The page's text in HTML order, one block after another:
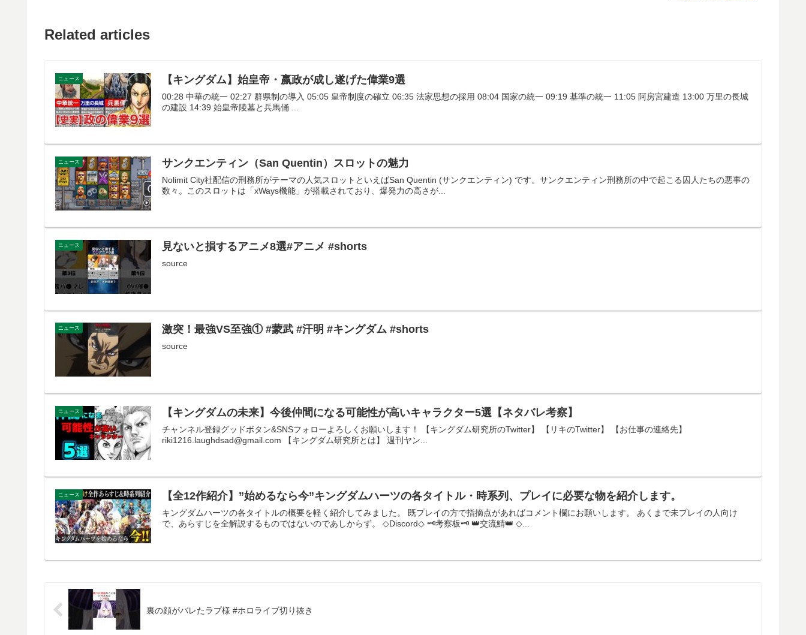
Related articles
ニュース 【キングダム】始皇帝・嬴政が成し遂げた偉業9選
00:28 中華の統一 02:27 群県制の導入 05:05 皇帝制度の確立 06:35 法家思想の採用 08:04 国家の統一 09:19 基準の統一 11:05 阿房宮建造 13:00 万里の長城
の建設 14:39 始皇帝陵墓と兵馬俑 ...
ニュース サンクエンティン（San Quentin）スロットの魅力
Nolimit City社配信の刑務所がテーマの人気スロットといえばSan Quentin (サンクエンティン) です。サンクエンティン刑務所の中で起こる囚人たちの悪事の
数々。このスロットは「xWays機能」が搭載されており、爆発力の高さが...
ニュース 見ないと損するアニメ8選#アニメ #shorts
source
ニュース 激突！最強VS至強① #蒙武 #汗明 #キングダム #shorts
source
ニュース 【キングダムの未来】今後仲間になる可能性が高いキャラクター5選【ネタバレ考察】
チャンネル登録グッドボタン&SNSフォローよろしくお願いします！ 【キングダム研究所のTwitter】 【リキのTwitter】 【お仕事の連絡先】
riki1216.laughdsad@gmail.com 【キングダム研究所とは】 週刊ヤン...
ニュース 【全12作紹介】”始めるなら今”キングダムハーツの各タイトル・時系列、プレイに必要な物を紹介します。
キングダムハーツの各タイトルの概要を軽く紹介してみました。 既プレイの方で指摘点があればコメント欄にお願いします。 あくまで未プレイの人向け
で、あらすじを全解説するものではないのであしからず。 ◇Discord◇ 🗝考察板🗝 👑交流鯖👑 ◇...
裏の顔がバレたラプ様 #ホロライブ切り抜き